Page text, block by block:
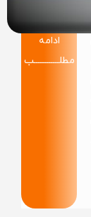
ادامه
مطلــــــــــــب